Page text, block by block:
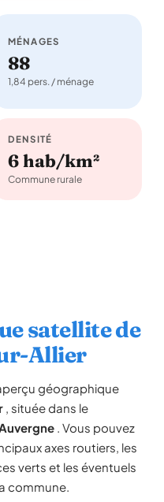
MÉNAGES
88
1,84 pers. / ménage
DENSITÉ
6 hab/km²
Commune rurale
satellite de
Allier
géographique
, située dans le
. Vous pouvez
axes routiers, les
verts et les éventuels
commune.